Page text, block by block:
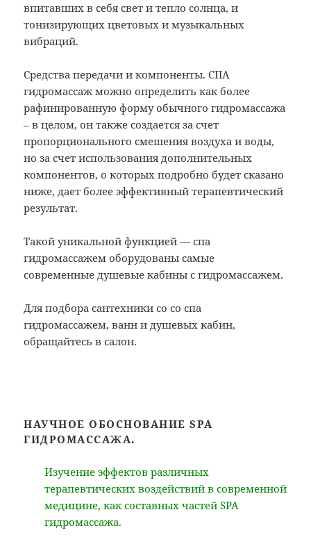
впитавших в себя свет и тепло солнца, и
тонизирующих цветовых и музыкальных
вибраций.
Средства передачи и компоненты. CПА
гидромассаж можно определить как более
рафинированную форму обычного гидромассажа
– в целом, он также создается за счет
пропорционального смешения воздуха и воды,
но за счет использования дополнительных
компонентов, о которых подробно будет сказано
ниже, дает более эффективный терапевтический
результат.
Такой уникальной функцией — спа
гидромассажем оборудованы самые
современные душевые кабины с гидромассажем.
Для подбора сантехники со со спа
гидромассажем, ванн и душевых кабин,
обращайтесь в салон.
НАУЧНОЕ ОБОСНОВАНИЕ SPA
ГИДРОМАССАЖА.
Изучение эффектов различных
терапевтических воздействий в современной
медицине, как составных частей SPA
гидромассажа.